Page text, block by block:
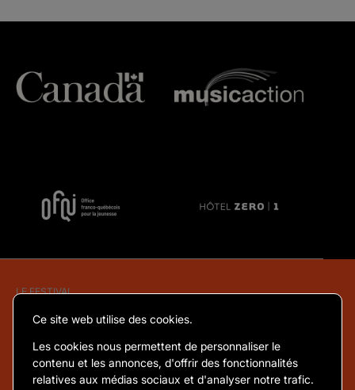
Ce site web utilise des cookies.
Les cookies nous permettent de personnaliser le
contenu et les annonces, d'offrir des fonctionnalités
relatives aux médias sociaux et d'analyser notre trafic.
LE FESTIVAL
Équipe et coordonnées
Partenaires et commanditaires
Devenir bénévole